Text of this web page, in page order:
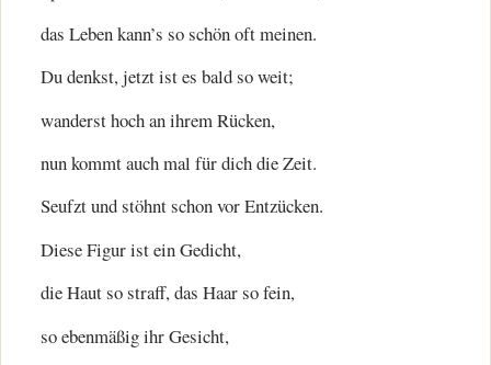
das Leben kann’s so schön oft meinen.
Du denkst, jetzt ist es bald so weit;
wanderst hoch an ihrem Rücken,
nun kommt auch mal für dich die Zeit.
Seufzt und stöhnt schon vor Entzücken.
Diese Figur ist ein Gedicht,
die Haut so straff, das Haar so fein,
so ebenmäßig ihr Gesicht,